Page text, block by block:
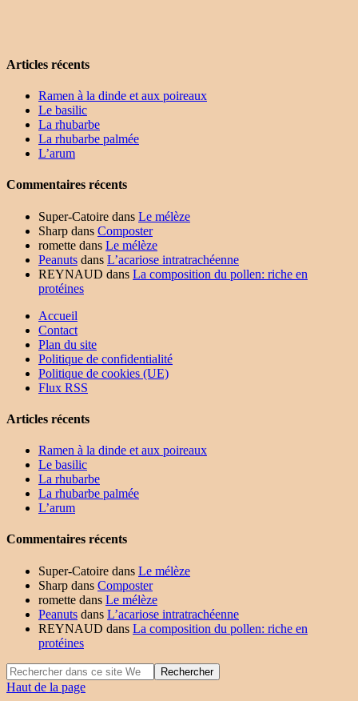
Articles récents
Ramen à la dinde et aux poireaux
Le basilic
La rhubarbe
La rhubarbe palmée
L’arum
Commentaires récents
Super-Catoire dans Le mélèze
Sharp dans Composter
romette dans Le mélèze
Peanuts dans L’acariose intratrachéenne
REYNAUD dans La composition du pollen: riche en
protéines
Accueil
Contact
Plan du site
Politique de confidentialité
Politique de cookies (UE)
Flux RSS
Articles récents
Ramen à la dinde et aux poireaux
Le basilic
La rhubarbe
La rhubarbe palmée
L’arum
Commentaires récents
Super-Catoire dans Le mélèze
Sharp dans Composter
romette dans Le mélèze
Peanuts dans L’acariose intratrachéenne
REYNAUD dans La composition du pollen: riche en
protéines
Haut de la page